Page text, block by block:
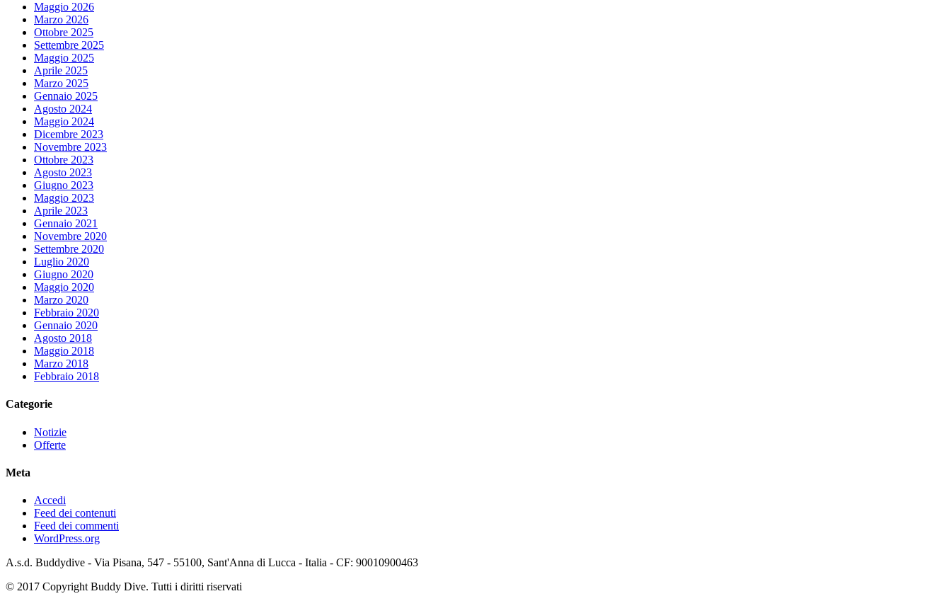
Maggio 2026
Marzo 2026
Ottobre 2025
Settembre 2025
Maggio 2025
Aprile 2025
Marzo 2025
Gennaio 2025
Agosto 2024
Maggio 2024
Dicembre 2023
Novembre 2023
Ottobre 2023
Agosto 2023
Giugno 2023
Maggio 2023
Aprile 2023
Gennaio 2021
Novembre 2020
Settembre 2020
Luglio 2020
Giugno 2020
Maggio 2020
Marzo 2020
Febbraio 2020
Gennaio 2020
Agosto 2018
Maggio 2018
Marzo 2018
Febbraio 2018
Categorie
Notizie
Offerte
Meta
Accedi
Feed dei contenuti
Feed dei commenti
WordPress.org
A.s.d. Buddydive - Via Pisana, 547 - 55100, Sant'Anna di Lucca - Italia - CF: 90010900463
© 2017 Copyright Buddy Dive. Tutti i diritti riservati